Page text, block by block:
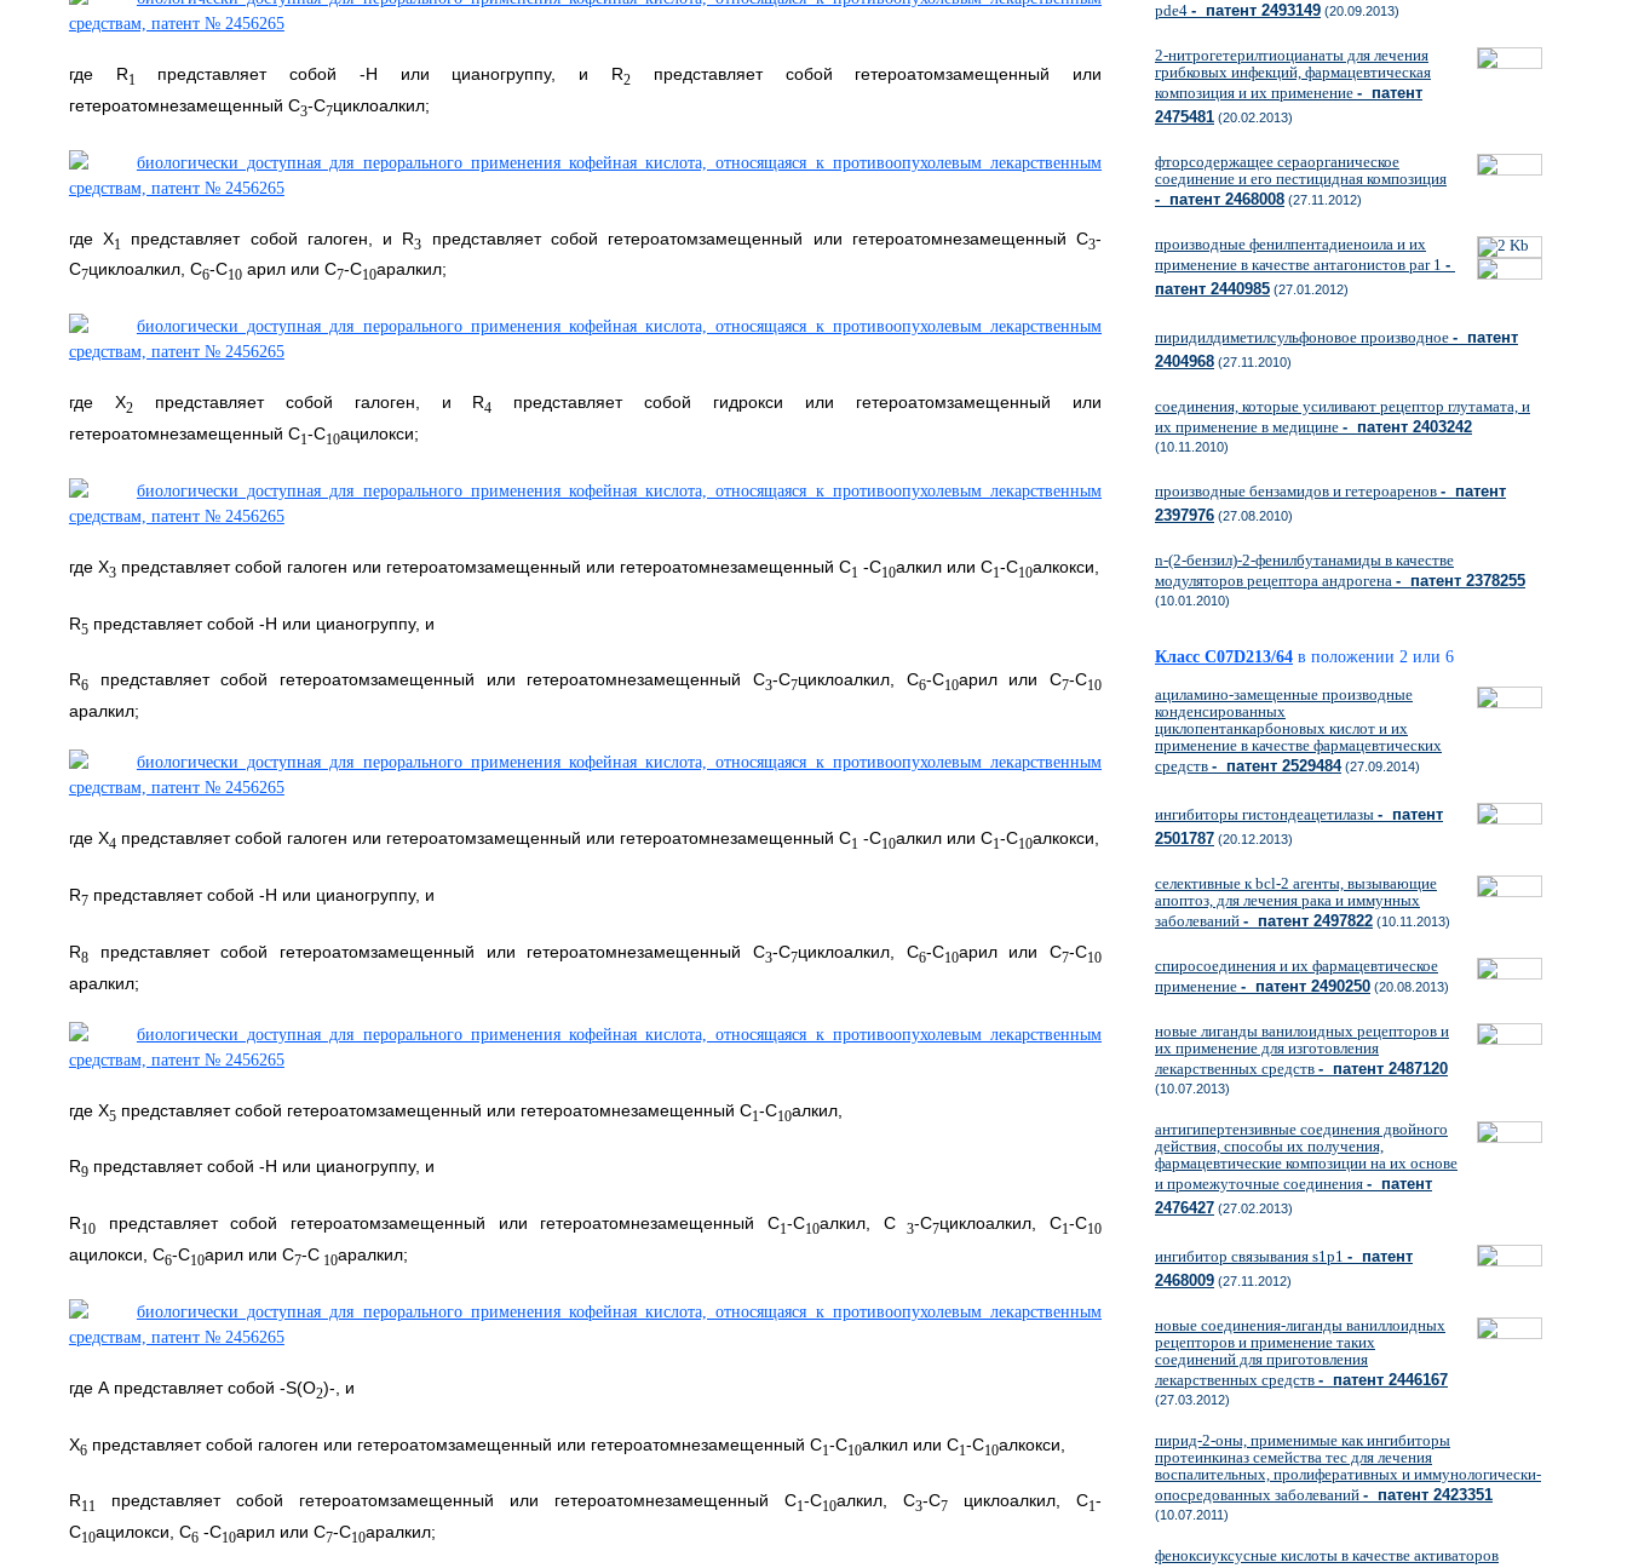
где R1 представляет собой -Н или цианогруппу, и R2представляет собой гетероатомзамещенный или
гетероатомнезамещенный C3-C7циклоалкил;
где X1 представляет собой галоген, и R3 представляет собой гетероатомзамещенный или гетероатомнезамещенный C3-
C7циклоалкил, C6-C10арил или C7-C10аралкил;
где Х2представляет собой галоген, и R4
представляет собой гидрокси или гетероатомзамещенный или
гетероатомнезамещенный C1-C10ацилокси;
где X3представляет собой галоген или гетероатомзамещенный или гетероатомнезамещенный C1 -C10алкил или C1 -C10алкокси,
R5 представляет собой -Н или цианогруппу, и
R6представляет собой гетероатомзамещенный или гетероатомнезамещенный C3-C7циклоалкил, C6-C10арил или C7-C10
аралкил;
где X4 представляет собой галоген или гетероатомзамещенный или гетероатомнезамещенный C1 -C10алкил или C1-C10алкокси,
R7представляет собой -H или цианогруппу, и
R8представляет собой гетероатомзамещенный или гетероатомнезамещенный C3-C7циклоалкил, C6-C10арил или C7-C10
аралкил;
где Х5 представляет собой гетероатомзамещенный или гетероатомнезамещенный C1 -C10алкил,
R9представляет собой -Н или цианогруппу, и
R10представляет собой гетероатомзамещенный или гетероатомнезамещенный C1-C10алкил, C3-C7циклоалкил, С1-С10
ацилокси, С6-С10арил или С7-С10аралкил;
где А представляет собой -S(O2)-, и
X6представляет собой галоген или гетероатомзамещенный или гетероатомнезамещенный C1 -C10алкил или C1 -С10алкокси,
R11 представляет собой гетероатомзамещенный или гетероатомнезамещенный C1-С10алкил, С3-С7 циклоалкил, C1-
С10ацилокси, С6-С10арил или С7-С10аралкил;
pde4 - патент 2493149 (20.09.2013)
2-нитрогетерилтиоцианаты для лечения
грибковых инфекций, фармацевтическая
композиция и их применение - патент
2475481 (20.02.2013)
фторсодержащее сераорганическое
соединение и его пестицидная композиция
- патент 2468008 (27.11.2012)
производные фенилпентадиеноила и их
применение в качестве антагонистов par 1 -
патент 2440985 (27.01.2012)
пиридилдиметилсульфоновое производное - патент
2404968 (27.11.2010)
соединения, которые усиливают рецептор глутамата, и
их применение в медицине - патент 2403242
(10.11.2010)
производные бензамидов и гетероаренов - патент
2397976 (27.08.2010)
n-(2-бензил)-2-фенилбутанамиды в качестве
модуляторов рецептора андрогена - патент 2378255
(10.01.2010)
Класс C07D213/64 в положении 2 или 6
ациламино-замещенные производные
конденсированных
циклопентанкарбоновых кислот и их
применение в качестве фармацевтических
средств - патент 2529484(27.09.2014)
ингибиторы гистондеацетилазы - патент
2501787 (20.12.2013)
селективные к bcl-2 агенты, вызывающие
апоптоз, для лечения рака и иммунных
заболеваний - патент 2497822 (10.11.2013)
спиросоединения и их фармацевтическое
применение - патент 2490250 (20.08.2013)
новые лиганды ванилоидных рецепторов и
их применение для изготовления
лекарственных средств - патент 2487120
(10.07.2013)
антигипертензивные соединения двойного
действия, способы их получения,
фармацевтические композиции на их основе
и промежуточные соединения - патент
2476427 (27.02.2013)
ингибитор связывания s1p1 - патент
2468009 (27.11.2012)
новые соединения-лиганды ваниллоидных
рецепторов и применение таких
соединений для приготовления
лекарственных средств - патент 2446167
(27.03.2012)
пирид-2-оны, применимые как ингибиторы
протеинкиназ семейства тес для лечения
воспалительных, пролиферативных и иммунологически-
опосредованных заболеваний - патент 2423351
(10.07.2011)
феноксиуксусные кислоты в качестве активаторов